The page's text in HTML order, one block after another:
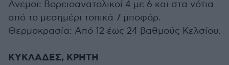
Ανεμοι: Βορειοανατολικοί 4 με 6 και στα νότια
από το μεσημέρι τοπικά 7 μποφόρ.
Θερμοκρασία: Από 12 έως 24 βαθμούς Κελσίου.
ΚΥΚΛΑΔΕΣ, ΚΡΗΤΗ